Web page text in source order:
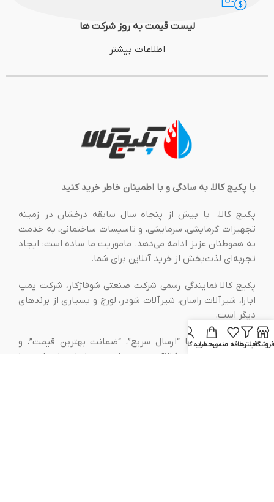
لیست قیمت به روز شرکت ها
اطلاعات بیشتر
با پکیج کالا، به سادگی و با اطمینان خاطر خرید کنید
پکیج کالا، با بیش از پنجاه سال سابقه درخشان در زمینه
تجهیزات گرمایشی، سرمایشی، و تاسیسات ساختمانی، به خدمت
به هموطنان عزیز ادامه می‌دهد. ماموریت ما ساده است: ایجاد
تجربه‌ای لذت‌بخش از خرید آنلاین برای شما.
پکیج کالا نمایندگی رسمی شرکت صنعتی شوفاژکار، شرکت پمپ
ابارا، شیرآلات راسان، شیرآلات شودر، لورچ و بسیاری از برندهای
دیگر است.
سه اصل اصلی ما “ارسال سریع”، “ضمانت بهترین قیمت”، و
“تضمین اصل بودن کالا” هستند. با پیروی از این اصول، و با
فروشگاهفیلترهاعلاقه مندیسبد خرید
حساب کاربری من